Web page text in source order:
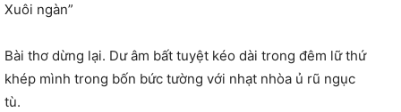
Xuôi ngàn”
Bài thơ dừng lại. Dư âm bất tuyệt kéo dài trong đêm lữ thứ
khép mình trong bốn bức tường với nhạt nhòa ủ rũ ngục
tù.